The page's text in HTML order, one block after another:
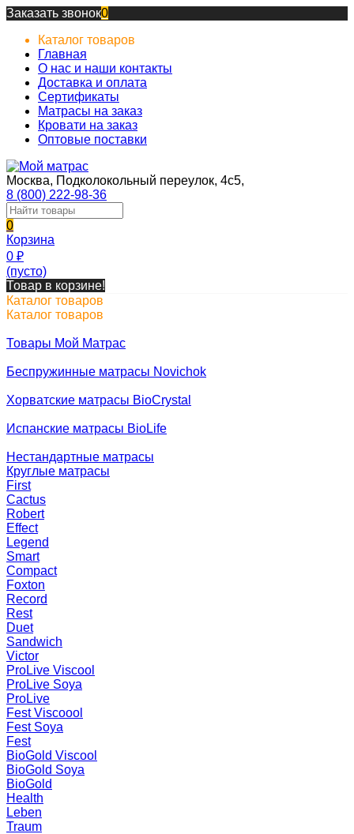
Заказать звонок0
Каталог товаров
Главная
О нас и наши контакты
Доставка и оплата
Сертификаты
Матрасы на заказ
Кровати на заказ
Оптовые поставки
Москва, Подколокольный переулок, 4с5,
8 (800) 222-98-36
0
Корзина
0 ₽
(пусто)
Товар в корзине!
Каталог товаров
Каталог товаров
Товары Мой Матрас
Беспружинные матрасы Novichok
Хорватские матрасы BioCrystal
Испанские матрасы BioLife
Нестандартные матрасы
Круглые матрасы
First
Cactus
Robert
Effect
Legend
Smart
Compact
Foxton
Record
Rest
Duet
Sandwich
Victor
ProLive Viscool
ProLive Soya
ProLive
Fest Viscoool
Fest Soya
Fest
BioGold Viscool
BioGold Soya
BioGold
Health
Leben
Traum